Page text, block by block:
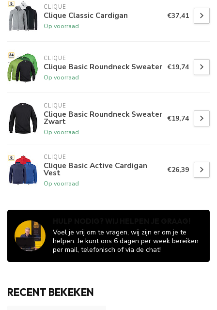
CLIQUE
Clique Classic Cardigan
Op voorraad
€37,41
CLIQUE
Clique Basic Roundneck Sweater
Op voorraad
€19,74
CLIQUE
Clique Basic Roundneck Sweater
Zwart
Op voorraad
€19,74
CLIQUE
Clique Basic Active Cardigan
Vest
Op voorraad
€26,39
Voel je vrij om te vragen, wij zijn er om je te
helpen. Je kunt ons 6 dagen per week bereiken
per mail, telefonisch of via de chat!
RECENT BEKEKEN